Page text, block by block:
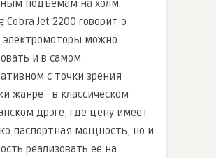
подъёмам на холм.
Cobra Jet 2200 говорит о
электромоторы можно
и в самом
с точки зрения
жанре - в классическом
дрэге, где цену имеет
паспортная мощность, но и
реализовать ее на